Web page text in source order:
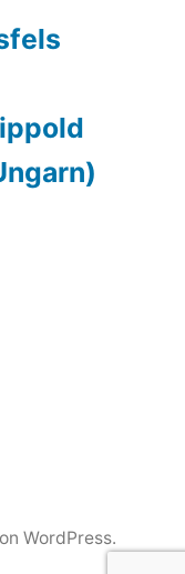
WordPress.